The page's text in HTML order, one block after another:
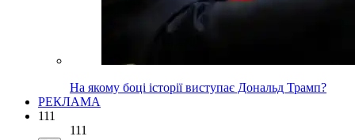
На якому боці історії виступає Дональд Трамп?
РЕКЛАМА
111
111